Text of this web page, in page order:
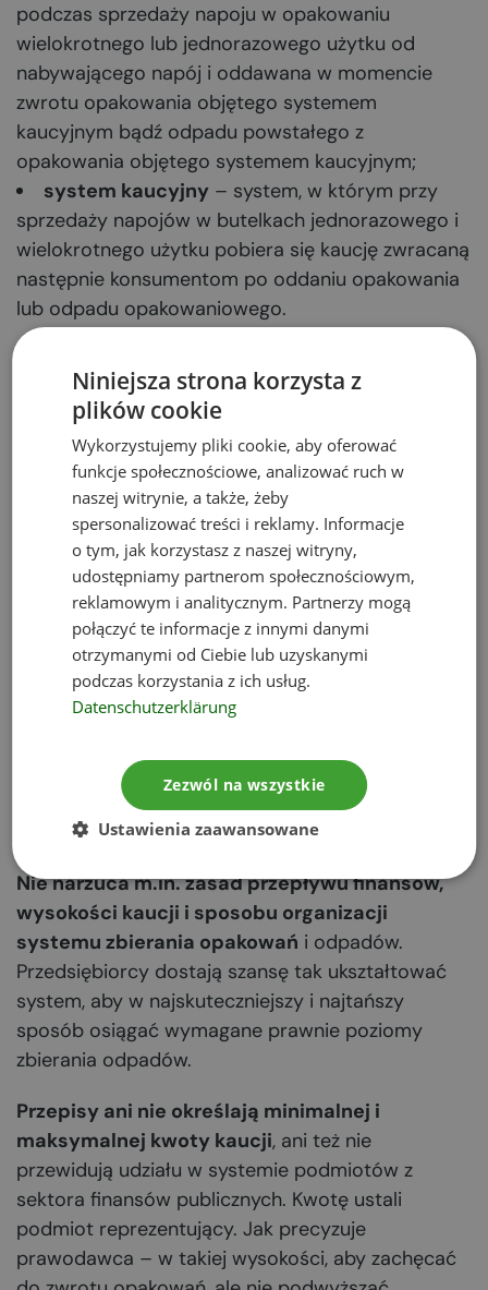
podczas sprzedaży napoju w opakowaniu
wielokrotnego lub jednorazowego użytku od
nabywającego napój i oddawana w momencie
zwrotu opakowania objętego systemem
kaucyjnym bądź odpadu powstałego z
opakowania objętego systemem kaucyjnym;
system kaucyjny – system, w którym przy
sprzedaży napojów w butelkach jednorazowego i
wielokrotnego użytku pobiera się kaucję zwracaną
następnie konsumentom po oddaniu opakowania
lub odpadu opakowaniowego.
Kto i jak zorganizuje
system kaucyjny?
System kaucyjny zorganizuje i poprowadzi
podmiot reprezentujący, wybierany przez
jednostki wprowadzające napoje w
opakowaniach, które system ten mają aktywnie
tworzyć. Aby dany podmiot mógł dołączyć do
systemu, będzie musiał zawrzeć umowę z
podmiotem reprezentującym.
Uruchomienie systemu kaucyjnego będzie
spraw klimatu, wydawanego w drodze decyzji.
Projektowana nowelizacja przewiduje sporą
Nie narzuca m.in. zasad przepływu finansów,
wysokości kaucji i sposobu organizacji
systemu zbierania opakowań i odpadów.
Przedsiębiorcy dostają szansę tak ukształtować
system, aby w najskuteczniejszy i najtańszy
sposób osiągać wymagane prawnie poziomy
zbierania odpadów.
Przepisy ani nie określają minimalnej i
maksymalnej kwoty kaucji, ani też nie
przewidują udziału w systemie podmiotów z
sektora finansów publicznych. Kwotę ustali
podmiot reprezentujący. Jak precyzuje
prawodawca – w takiej wysokości, aby zachęcać
Niniejsza strona korzysta z
plików cookie
Wykorzystujemy pliki cookie, aby oferować
funkcje społecznościowe, analizować ruch w
naszej witrynie, a także, żeby
spersonalizować treści i reklamy. Informacje
o tym, jak korzystasz z naszej witryny,
udostępniamy partnerom społecznościowym,
reklamowym i analitycznym. Partnerzy mogą
połączyć te informacje z innymi danymi
otrzymanymi od Ciebie lub uzyskanymi
podczas korzystania z ich usług.
Datenschutzerklärung
Zezwól na wszystkie
Ustawienia zaawansowane